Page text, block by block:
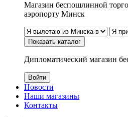
Магазин беспошлинной
аэропорту Минск
Показать каталог
Дипломатический магазин
Войти
Новости
Наши магазины
Контакты